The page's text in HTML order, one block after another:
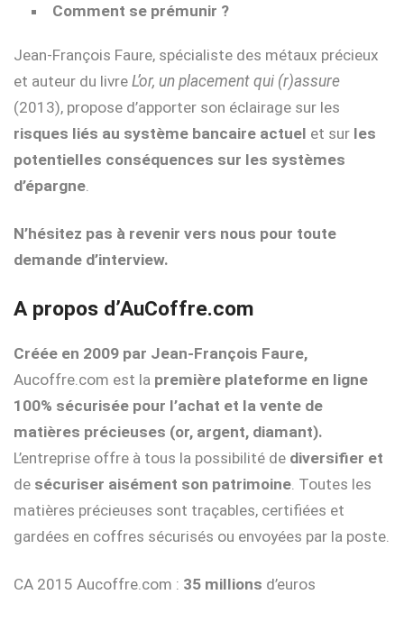
Comment se prémunir ?
Jean-François Faure, spécialiste des métaux précieux
et auteur du livre L’or, un placement qui (r)assure
(2013), propose d’apporter son éclairage sur les
risques liés au système bancaire actuel et sur les
potentielles conséquences sur les systèmes
d’épargne
N’hésitez pas à revenir vers nous pour toute
demande d’interview.
A propos d’AuCoffre.com
Créée en 2009 par Jean-François Faure,
Aucoffre.com est la première plateforme en ligne
100% sécurisée pour l’achat et la vente de
matières précieuses (or, argent, diamant).
L’entreprise offre à tous la possibilité de diversifier et
de sécuriser aisément son patrimoine. Toutes les
matières précieuses sont traçables, certifiées et
gardées en coffres sécurisés ou envoyées par la poste.
CA 2015 Aucoffre.com : 35 millions d’euros